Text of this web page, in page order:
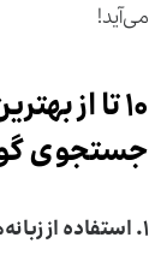
می‌آید!
۱۰ تا از
جستجوی
۱. استفاده از